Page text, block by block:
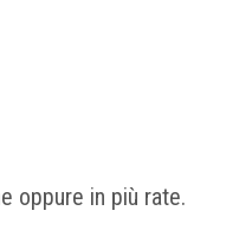
oppure in più rate.